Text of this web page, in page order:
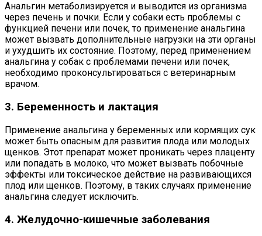
Анальгин метаболизируется и выводится из организма
через печень и почки. Если у собаки есть проблемы с
функцией печени или почек, то применение анальгина
может вызвать дополнительные нагрузки на эти органы
и ухудшить их состояние. Поэтому, перед применением
анальгина у собак с проблемами печени или почек,
необходимо проконсультироваться с ветеринарным
врачом.
3. Беременность и лактация
Применение анальгина у беременных или кормящих сук
может быть опасным для развития плода или молодых
щенков. Этот препарат может проникать через плаценту
или попадать в молоко, что может вызвать побочные
эффекты или токсическое действие на развивающихся
плод или щенков. Поэтому, в таких случаях применение
анальгина следует исключить.
4. Желудочно-кишечные заболевания